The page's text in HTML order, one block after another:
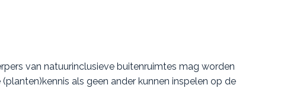
van natuurinclusieve buitenruimtes mag worden
als geen ander kunnen inspelen op de